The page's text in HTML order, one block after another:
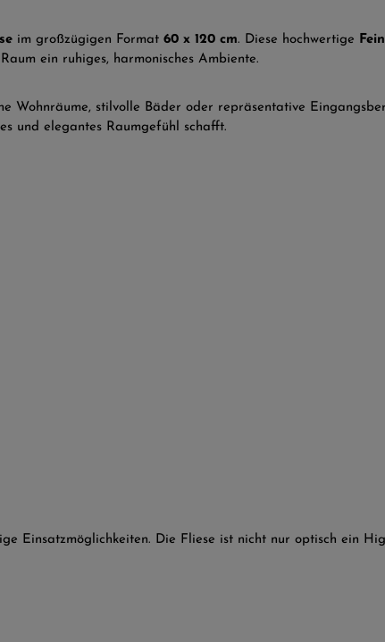
im großzügigen Format 60 x 120 cm. Diese hochwertige
ein ruhiges, harmonisches Ambiente.
stilvolle Bäder oder repräsentative
und elegantes Raumgefühl schafft.
Einsatzmöglichkeiten. Die Fliese ist nicht nur optisch ein